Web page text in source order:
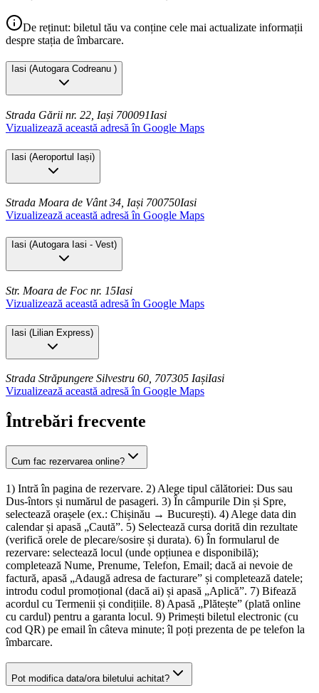
De reținut: biletul tău va conține cele mai actualizate informații
despre stația de îmbarcare.
Iasi (Autogara Codreanu )
Strada Gării nr. 22, Iași 700091Iasi
Vizualizează această adresă în Google Maps
Iasi (Aeroportul Iași)
Strada Moara de Vânt 34, Iași 700750Iasi
Vizualizează această adresă în Google Maps
Iasi (Autogara Iasi - Vest)
Str. Moara de Foc nr. 15Iasi
Vizualizează această adresă în Google Maps
Iasi (Lilian Express)
Strada Străpungere Silvestru 60, 707305 IașiIasi
Vizualizează această adresă în Google Maps
Întrebări frecvente
Cum fac rezervarea online?
1) Intră în pagina de rezervare. 2) Alege tipul călătoriei: Dus sau
Dus-întors și numărul de pasageri. 3) În câmpurile Din și Spre,
selectează orașele (ex.: Chișinău → București). 4) Alege data din
calendar și apasă „Caută”. 5) Selectează cursa dorită din rezultate
(verifică orele de plecare/sosire și durata). 6) În formularul de
rezervare: selectează locul (unde opțiunea e disponibilă);
completează Nume, Prenume, Telefon, Email; dacă ai nevoie de
factură, apasă „Adaugă adresa de facturare” și completează datele;
introdu codul promoțional (dacă ai) și apasă „Aplică”. 7) Bifează
acordul cu Termenii și condițiile. 8) Apasă „Plătește” (plată online
cu cardul) pentru a garanta locul. 9) Primești biletul electronic (cu
cod QR) pe email în câteva minute; îl poți prezenta de pe telefon la
îmbarcare.
Pot modifica data/ora biletului achitat?